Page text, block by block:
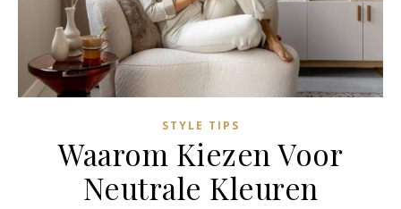
STYLE TIPS
Waarom Kiezen Voor
Neutrale Kleuren